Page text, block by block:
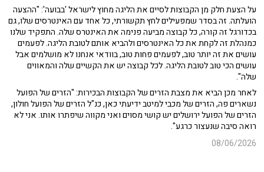
על הצעת חלק מן הקבוצות לסיים את הליגה מחוץ לישראל 'בבועה': "ההצעה
הועלתה. זה בסדר שמפעילים לחץ תקשורתי, כל אחד עם האינטרסים שלו, גם
בכדורגל זה קורה, כל קבוצה מביעה פנימה את האינטרס שלה. התפקיד שלנו
כמנהלת זה לקחת את כל האינטרסים ולהביא אותם לטובת הליגה. לפעמים
עושים את זה יותר טוב, לפעמים פחות טוב, בוודאי אנחנו לא מושלמים אבל
עושים הכי טוב לטובת הליגה. לכל קבוצה יש את הקשיים שלה והמאווים
שלה".
לאחר מכן הביא את מצבת הזרים של הקבוצות הבכירות: "הזרים של הפועל
נשארים פה, הזרים של מכבי למיטב ידיעתי כאן, כנ"ל הזרים של הפועל חולון,
הזרים של הפועל ירושלים יש קושי מסוים ואני מקווה שיפתרו אותו. אני לא
רואה סיבה שנעצור כרגע".
08/06/2026